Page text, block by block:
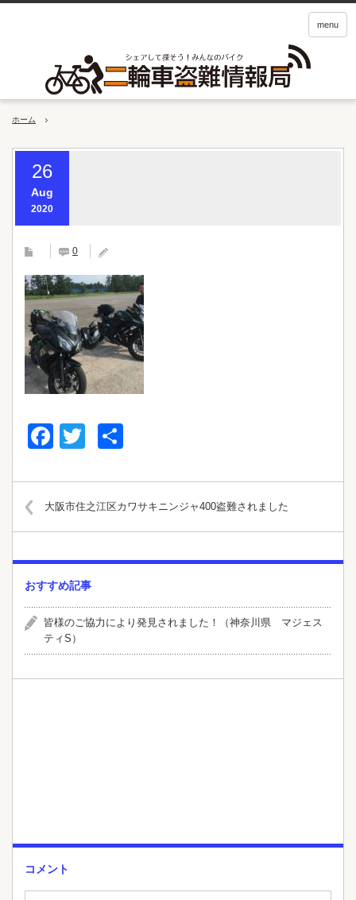
menu
ホーム
26
Aug
2020
0
Facebook
Twitter
大阪市住之江区カワサキニンジャ400盗難されました
おすすめ記事
皆様のご協力により発見されました！（神奈川県 マジェス
ティS）
コメント